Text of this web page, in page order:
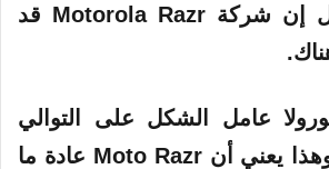
من السهل القول إن شركة Motorola Razr قد
عامل الشكل على التوالي
قبل سامسونج، وهذا يعني أن Moto Razr عادة ما